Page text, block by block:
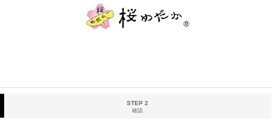
STEP 2
確認